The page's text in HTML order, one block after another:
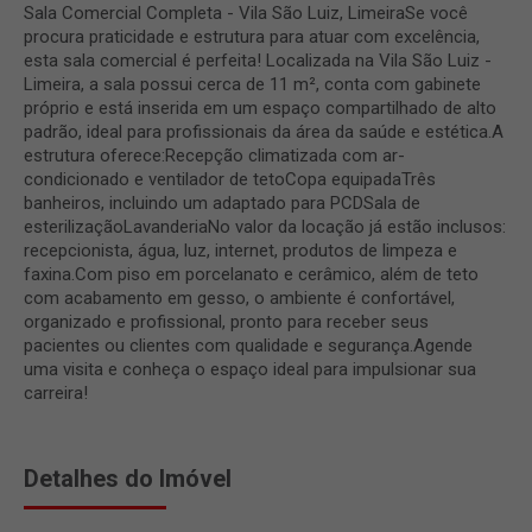
Sala Comercial Completa - Vila São Luiz, LimeiraSe você
procura praticidade e estrutura para atuar com excelência,
esta sala comercial é perfeita! Localizada na Vila São Luiz -
Limeira, a sala possui cerca de 11 m², conta com gabinete
próprio e está inserida em um espaço compartilhado de alto
padrão, ideal para profissionais da área da saúde e estética.A
estrutura oferece:Recepção climatizada com ar-
condicionado e ventilador de tetoCopa equipadaTrês
banheiros, incluindo um adaptado para PCDSala de
esterilizaçãoLavanderiaNo valor da locação já estão inclusos:
recepcionista, água, luz, internet, produtos de limpeza e
faxina.Com piso em porcelanato e cerâmico, além de teto
com acabamento em gesso, o ambiente é confortável,
organizado e profissional, pronto para receber seus
pacientes ou clientes com qualidade e segurança.Agende
uma visita e conheça o espaço ideal para impulsionar sua
carreira!
Detalhes do Imóvel